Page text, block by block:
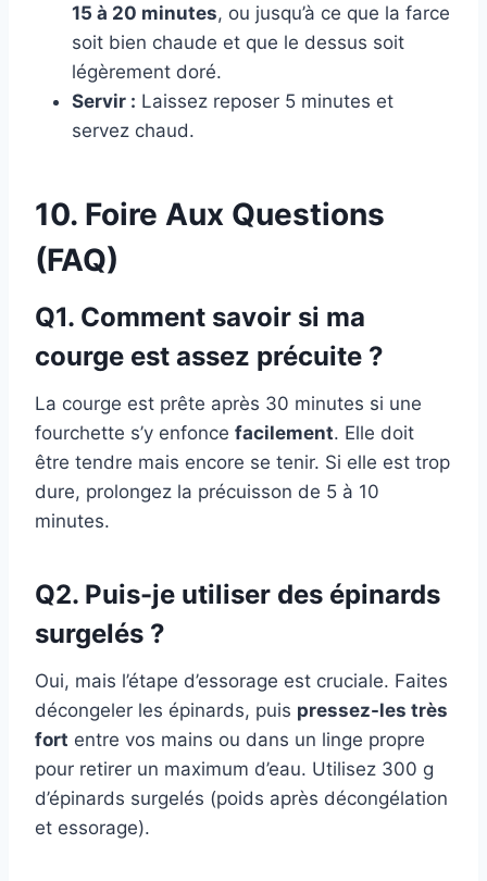
15 à 20 minutes, ou jusqu’à ce que la farce
soit bien chaude et que le dessus soit
légèrement doré.
Servir : Laissez reposer 5 minutes et
servez chaud.
10. Foire Aux Questions
(FAQ)
Q1. Comment savoir si ma
courge est assez précuite ?
La courge est prête après 30 minutes si une
fourchette s’y enfonce facilement. Elle doit
être tendre mais encore se tenir. Si elle est trop
dure, prolongez la précuisson de 5 à 10
minutes.
Q2. Puis-je utiliser des épinards
surgelés ?
Oui, mais l’étape d’essorage est cruciale. Faites
décongeler les épinards, puis pressez-les très
fort entre vos mains ou dans un linge propre
pour retirer un maximum d’eau. Utilisez 300 g
d’épinards surgelés (poids après décongélation
et essorage).